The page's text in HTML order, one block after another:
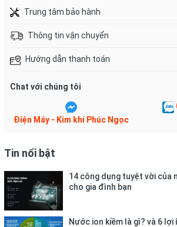
tụ cầu vàng Staphylococcus aureus.
Trung tâm bảo hành
Thông tin vận chuyển
Hướng dẫn thanh toán
Chat với chúng tôi
Điện Máy - Kim khí Phúc Ngọc
Tin nổi bật
14 công dụng tuyệt vời của
cho gia đình bạn
Nước ion kiềm là gì? và 6